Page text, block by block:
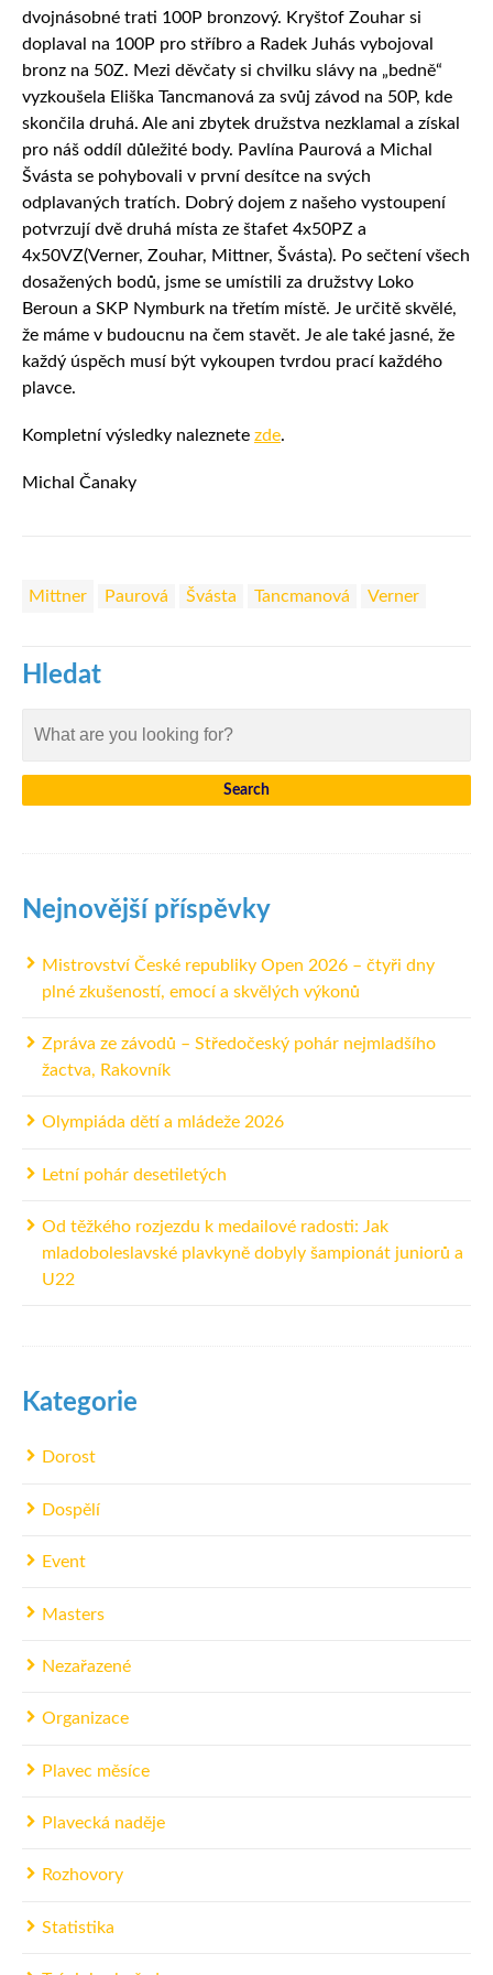
dvojnásobné trati 100P bronzový. Kryštof Zouhar si
doplaval na 100P pro stříbro a Radek Juhás vybojoval
bronz na 50Z. Mezi děvčaty si chvilku slávy na „bedně“
vyzkoušela Eliška Tancmanová za svůj závod na 50P, kde
skončila druhá. Ale ani zbytek družstva nezklamal a získal
pro náš oddíl důležité body. Pavlína Paurová a Michal
Švásta se pohybovali v první desítce na svých
odplavaných tratích. Dobrý dojem z našeho vystoupení
potvrzují dvě druhá místa ze štafet 4x50PZ a
4x50VZ(Verner, Zouhar, Mittner, Švásta). Po sečtení všech
dosažených bodů, jsme se umístili za družstvy Loko
Beroun a SKP Nymburk na třetím místě. Je určitě skvělé,
že máme v budoucnu na čem stavět. Je ale také jasné, že
každý úspěch musí být vykoupen tvrdou prací každého
plavce.
Kompletní výsledky naleznete zde.
Michal Čanaky
Mittner Paurová Švásta Tancmanová Verner
Hledat
Nejnovější příspěvky
Mistrovství České republiky Open 2026 – čtyři dny
plné zkušeností, emocí a skvělých výkonů
Zpráva ze závodů – Středočeský pohár nejmladšího
žactva, Rakovník
Olympiáda dětí a mládeže 2026
Letní pohár desetiletých
Od těžkého rozjezdu k medailové radosti: Jak
mladoboleslavské plavkyně dobyly šampionát juniorů a
U22
Kategorie
Dorost
Dospělí
Event
Masters
Nezařazené
Organizace
Plavec měsíce
Plavecká naděje
Rozhovory
Statistika